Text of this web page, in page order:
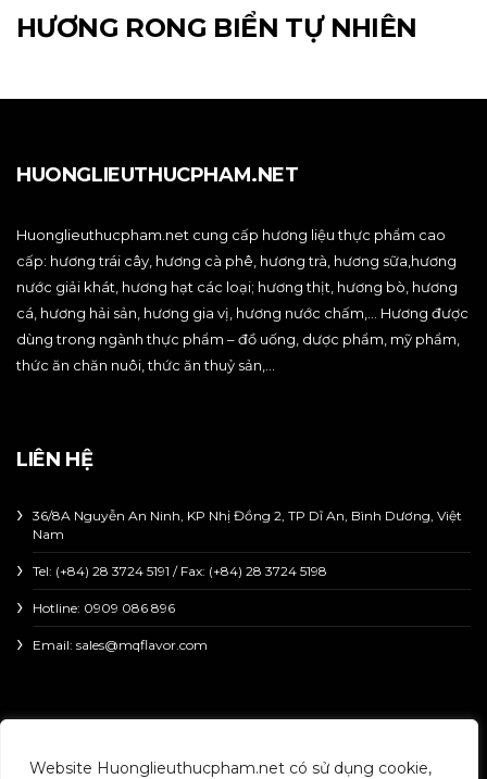
Website Huonglieuthucpham.net có sử dụng cookie,
HƯƠNG RONG BIỂN TỰ NHIÊN
HUONGLIEUTHUCPHAM.NET
Huonglieuthucpham.net cung cấp hương liệu thực phẩm cao
cấp: hương trái cây, hương cà phê, hương trà, hương sữa,hương
nước giải khát, hương hạt các loại; hương thịt, hương bò, hương
cá, hương hải sản, hương gia vị, hương nước chấm,… Hương được
dùng trong ngành thực phẩm – đồ uống, dược phẩm, mỹ phẩm,
thức ăn chăn nuôi, thức ăn thuỷ sản,…
LIÊN HỆ
36/8A Nguyễn An Ninh, KP Nhị Đồng 2, TP Dĩ An, Bình Dương, Việt
Nam
Tel: (+84) 28 3724 5191 / Fax: (+84) 28 3724 5198
Hotline: 0909 086 896
Email: sales@mqflavor.com
Copyright © 2023 HUONGLIEUTHUCPHAM | All right